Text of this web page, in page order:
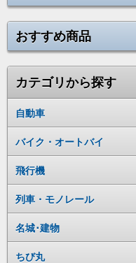
おすすめ商品
カテゴリから探す
自動車
バイク・オートバイ
飛行機
列車・モノレール
名城･建物
ちび丸